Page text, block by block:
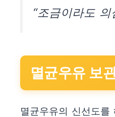
“조금이라도
멸균우유 보
멸균우유의 신선도